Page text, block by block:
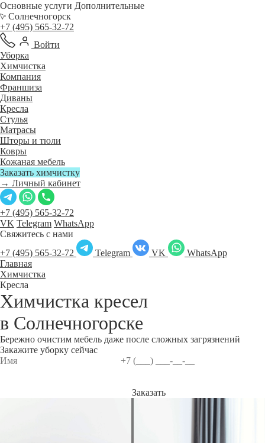
Основные услуги Дополнительные
Солнечногорск
+7 (495) 565-32-72
Войти
Уборка
Химчистка
Компания
Франшиза
Диваны
Кресла
Стулья
Матрасы
Шторы и тюли
Ковры
Кожаная мебель
Заказать химчистку
→ Личный кабинет
+7 (495) 565-32-72
VK Telegram WhatsApp
Свяжитесь с нами
+7 (495) 565-32-72
Telegram VK
WhatsApp
Главная
Химчистка
Кресла
Химчистка кресел
в Солнечногорске
Бережно очистим мебель даже после сложных загрязнений
Закажите уборку сейчас
Заказать